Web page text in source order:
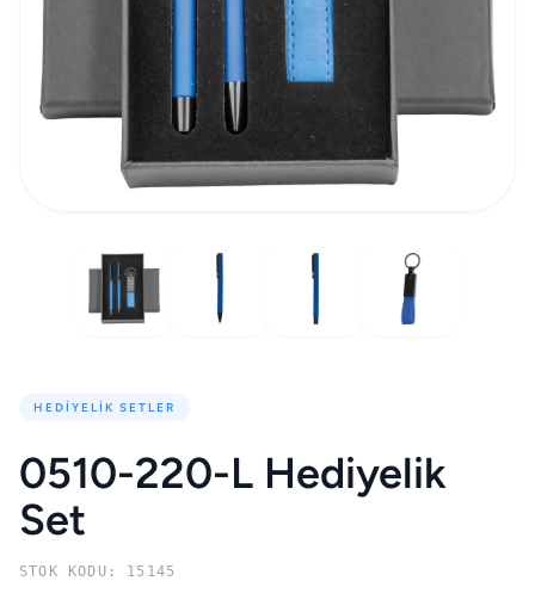
HEDIYELIK SETLER
0510-220-L Hediyelik
Set
STOK KODU: 15145